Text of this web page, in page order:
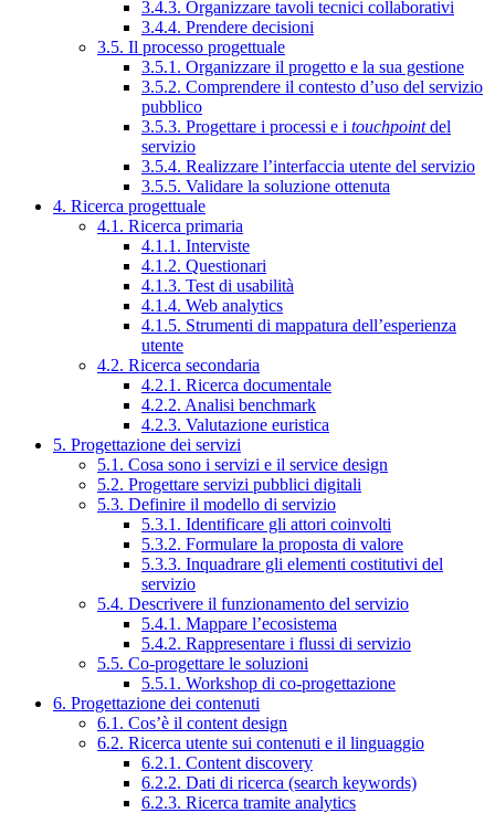
3.4.3. Organizzare tavoli tecnici collaborativi
3.4.4. Prendere decisioni
3.5. Il processo progettuale
3.5.1. Organizzare il progetto e la sua gestione
3.5.2. Comprendere il contesto d’uso del servizio
pubblico
3.5.3. Progettare i processi e i touchpointdel
servizio
3.5.4. Realizzare l’interfaccia utente del servizio
3.5.5. Validare la soluzione ottenuta
4. Ricerca progettuale
4.1. Ricerca primaria
4.1.1. Interviste
4.1.2. Questionari
4.1.3. Test di usabilità
4.1.4. Web analytics
4.1.5. Strumenti di mappatura dell’esperienza
utente
4.2. Ricerca secondaria
4.2.1. Ricerca documentale
4.2.2. Analisi benchmark
4.2.3. Valutazione euristica
5. Progettazione dei servizi
5.1. Cosa sono i servizi e il service design
5.2. Progettare servizi pubblici digitali
5.3. Definire il modello di servizio
5.3.1. Identificare gli attori coinvolti
5.3.2. Formulare la proposta di valore
5.3.3. Inquadrare gli elementi costitutivi del
servizio
5.4. Descrivere il funzionamento del servizio
5.4.1. Mappare l’ecosistema
5.4.2. Rappresentare i flussi di servizio
5.5. Co-progettare le soluzioni
5.5.1. Workshop di co-progettazione
6. Progettazione dei contenuti
6.1. Cos’è il content design
6.2. Ricerca utente sui contenuti e il linguaggio
6.2.1. Content discovery
6.2.2. Dati di ricerca (search keywords)
6.2.3. Ricerca tramite analytics